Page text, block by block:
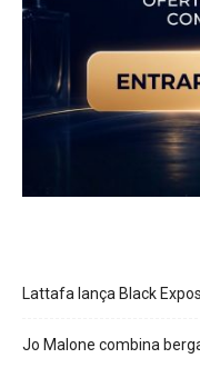
Lattafa lança Black
Jo Malone combina